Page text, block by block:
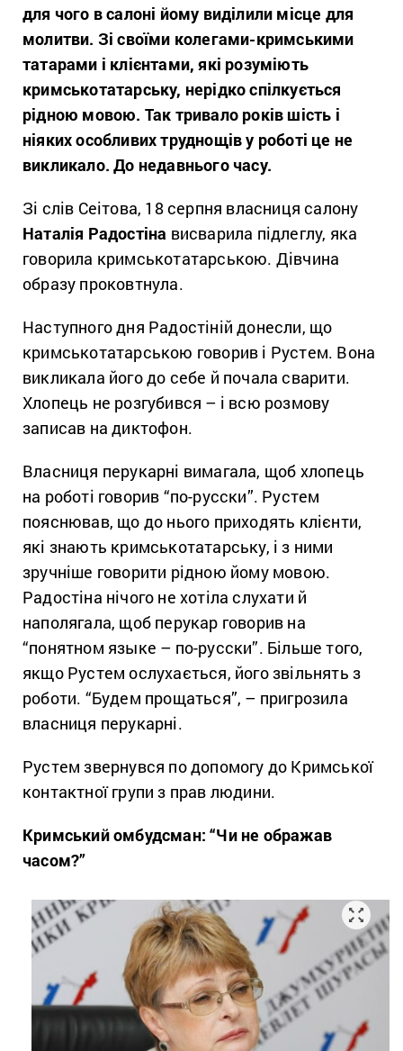
для чого в салоні йому виділили місце для
молитви. Зі своїми колегами-кримськими
татарами і клієнтами, які розуміють
кримськотатарську, нерідко спілкується
рідною мовою. Так тривало років шість і
ніяких особливих труднощів у роботі це не
викликало. До недавнього часу.
Зі слів Сеітова, 18 серпня власниця салону
Наталія Радостіна висварила підлеглу, яка
говорила кримськотатарською. Дівчина
образу проковтнула.
Наступного дня Радостіній донесли, що
кримськотатарською говорив і Рустем. Вона
викликала його до себе й почала сварити.
Хлопець не розгубився – і всю розмову
записав на диктофон.
Власниця перукарні вимагала, щоб хлопець
на роботі говорив “по-русски”. Рустем
пояснював, що до нього приходять клієнти,
які знають кримськотатарську, і з ними
зручніше говорити рідною йому мовою.
Радостіна нічого не хотіла слухати й
наполягала, щоб перукар говорив на
“понятном языке – по-русски”. Більше того,
якщо Рустем ослухається, його звільнять з
роботи. “Будем прощаться”, – пригрозила
власниця перукарні.
Рустем звернувся по допомогу до Кримської
контактної групи з прав людини.
Кримський омбудсман: “Чи не ображав
часом?”